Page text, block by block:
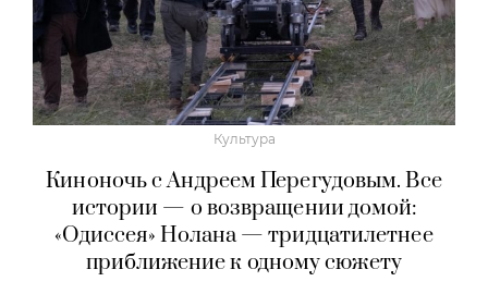
Культура
Киноночь с Андреем Перегудовым. Все
истории — о возвращении домой:
«Одиссея» Нолана — тридцатилетнее
приближение к одному сюжету